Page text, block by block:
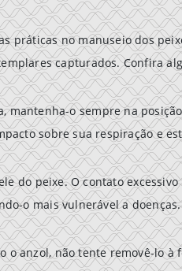
práticas no manuseio dos
capturados. Confira
mantenha-o sempre na
sobre sua respiração e
do peixe. O contato
o mais vulnerável a doenças.
o anzol, não tente removê-lo